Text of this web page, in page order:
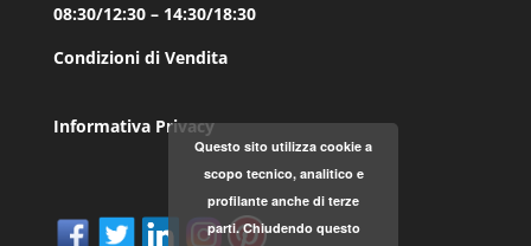
08:30/12:30 – 14:30/18:30
Condizioni di Vendita
Informativa Privacy
Questo sito utilizza cookie a
scopo tecnico, analitico e
profilante anche di terze
parti. Chiudendo questo